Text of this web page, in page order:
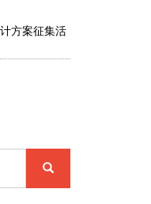
方案征集活
SEARCH